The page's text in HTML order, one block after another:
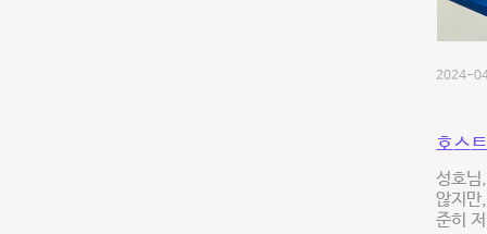
2024-
호스
성호
않지만
준히